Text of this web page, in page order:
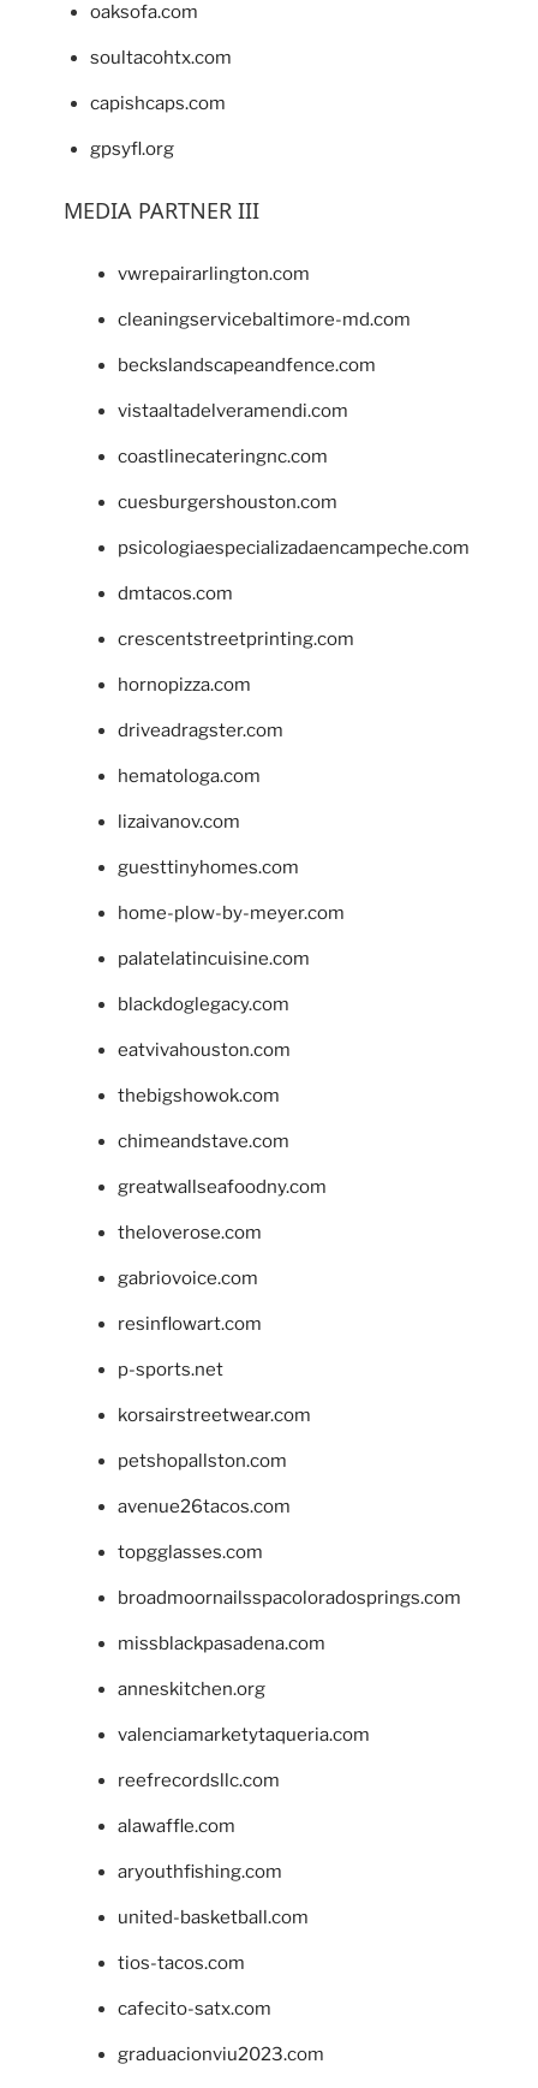
oaksofa.com
soultacohtx.com
capishcaps.com
gpsyfl.org
MEDIA PARTNER III
vwrepairarlington.com
cleaningservicebaltimore-md.com
beckslandscapeandfence.com
vistaaltadelveramendi.com
coastlinecateringnc.com
cuesburgershouston.com
psicologiaespecializadaencampeche.com
dmtacos.com
crescentstreetprinting.com
hornopizza.com
driveadragster.com
hematologa.com
lizaivanov.com
guesttinyhomes.com
home-plow-by-meyer.com
palatelatincuisine.com
blackdoglegacy.com
eatvivahouston.com
thebigshowok.com
chimeandstave.com
greatwallseafoodny.com
theloverose.com
gabriovoice.com
resinflowart.com
p-sports.net
korsairstreetwear.com
petshopallston.com
avenue26tacos.com
topgglasses.com
broadmoornailsspacoloradosprings.com
missblackpasadena.com
anneskitchen.org
valenciamarketytaqueria.com
reefrecordsllc.com
alawaffle.com
aryouthfishing.com
united-basketball.com
tios-tacos.com
cafecito-satx.com
graduacionviu2023.com